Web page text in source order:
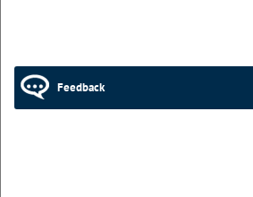
Feedback